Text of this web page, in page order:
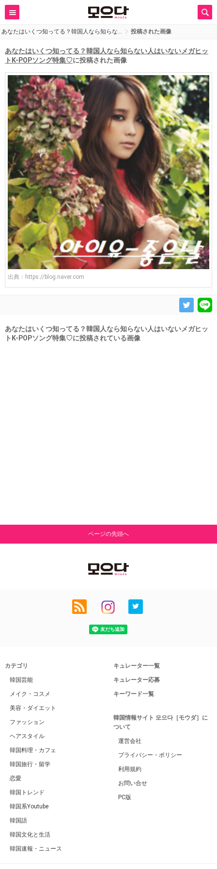
あなたはいくつ知ってる？韓国人なら知らな… 投稿された画像
あなたはいくつ知ってる？韓国人なら知らない人はいないメガヒッ
トK-POPソング特集♡に投稿された画像
出典： https://blog.naver.com
あなたはいくつ知ってる？韓国人なら知らない人はいないメガヒッ
トK-POPソング特集♡に投稿されている画像
ページの先頭へ
カテゴリ
韓国芸能
メイク・コスメ
美容・ダイエット
ファッション
ヘアスタイル
韓国料理・カフェ
韓国旅行・留学
恋愛
韓国トレンド
韓国系Youtube
韓国語
韓国文化と生活
韓国速報・ニュース
キュレーター一覧
キュレーター応募
キーワード一覧
韓国情報サイト 모으다［モウダ］に
ついて
運営会社
プライバシー・ポリシー
利用規約
お問い合せ
PC版